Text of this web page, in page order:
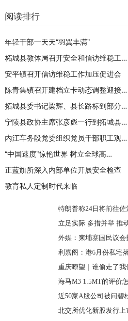
阅读排行
年轻干部一天天“羽翼丰满”
柘城县教体局召开安全和信访维稳工...
安平镇召开信访维稳工作加压促进会
陈青集镇召开建档立卡动态调整迎接...
拓城县委书记梁辉、县长路标到部分...
宁陵县政协主席张彦彪一行到拓城县...
内江车务段党委组织党员干部职工观...
“中国速度”惊艳世界 树立全球高...
正蓝旗所深入内部单位开展安全检查
教育私人定制时代来临
特朗普称24日将前往
立足实际 多措并举 推
外媒：柬埔寨国民议
利嘉阁：港6月份私宅
重庆瞭望｜谁偷走了我
海马M3 1.5MT的评价
近50家A股公司被问碧
北交所优化新股发行